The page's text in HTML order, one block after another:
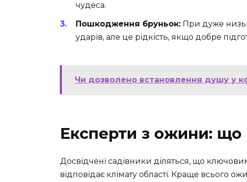
чудеса.
Пошкодження бруньок: При дуже
ударів, але це рідкість, якщо добре
Чи дозволено встановлення душу у
Експерти з ожини: що
Досвідчені садівники діляться, що
відповідає клімату області. Краще всього